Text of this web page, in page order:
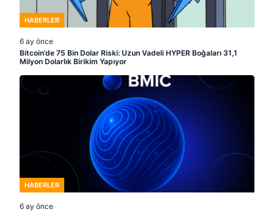
HABERLER
6 ay önce
Bitcoin’de 75 Bin Dolar Riski: Uzun Vadeli HYPER Boğaları 31,1
Milyon Dolarlık Birikim Yapıyor
HABERLER
6 ay önce